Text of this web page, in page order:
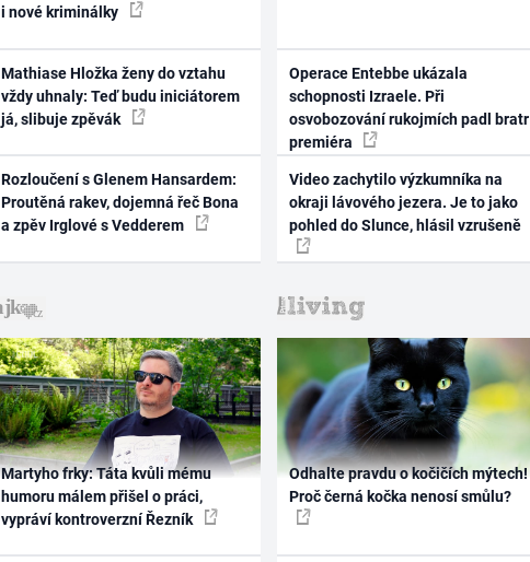
i nové kriminálky
Mathiase Hložka ženy do vztahu
vždy uhnaly: Teď budu iniciátorem
já, slibuje zpěvák
Rozloučení s Glenem Hansardem:
Proutěná rakev, dojemná řeč Bona
a zpěv Irglové s Vedderem
Operace Entebbe ukázala
schopnosti Izraele. Při
osvobozování rukojmích padl bratr
premiéra
Video zachytilo výzkumníka na
okraji lávového jezera. Je to jako
pohled do Slunce, hlásil vzrušeně
Martyho frky: Táta kvůli mému
humoru málem přišel o práci,
vypráví kontroverzní Řezník
Odhalte pravdu o kočičích mýtech!
Proč černá kočka nenosí smůlu?